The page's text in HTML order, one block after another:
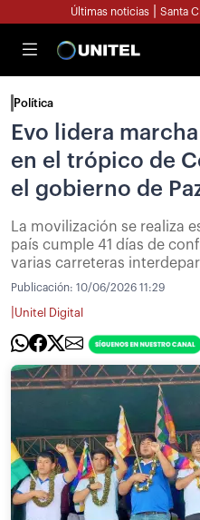
Últimas noticias Santa
Política
Evo lidera
en el trópico de
el gobierno de
La movilización se realiza
país cumple 41 días de
varias carreteras
Publicación: 10/06/2026 11:29
Unitel Digital